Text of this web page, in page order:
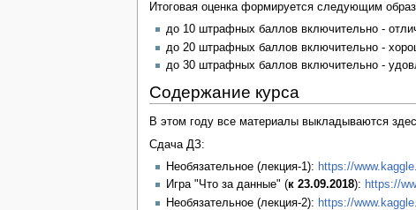
Итоговая оценка формируется следующим
до 10 штрафных баллов включительно -
до 20 штрафных баллов включительно -
до 30 штрафных баллов включительно -
Содержание курса
В этом году все материалы выкладываются
Сдача ДЗ:
Необязательное (лекция-1): https://
Игра "Что за данные" (к 23.09.2018): https://
Необязательное (лекция-2): https://